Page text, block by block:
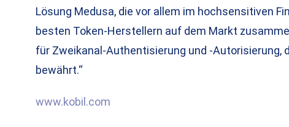
Lösung Medusa, die vor allem im hochsensitiven
besten Token-Herstellern auf dem Markt
für Zweikanal-Authentisierung und -Autorisierung,
bewährt.“
www.kobil.com